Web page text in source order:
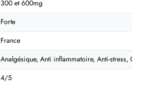
300 et 600mg
Forte
France
Analgésique, Anti inflammatoire, Anti-stress,
4/5